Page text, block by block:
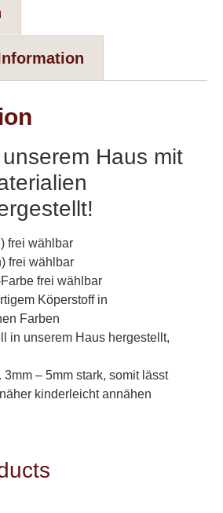
Haus mit
frei wählbar
frei wählbar
frei wählbar
Köperstoff in
Farben
in unserem Haus hergestellt,
3mm – 5mm stark, somit lässt
kinderleicht annähen